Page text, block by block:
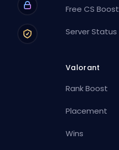
Free CS Boost
Server Status
Valorant
Rank Boost
Placement
Wins